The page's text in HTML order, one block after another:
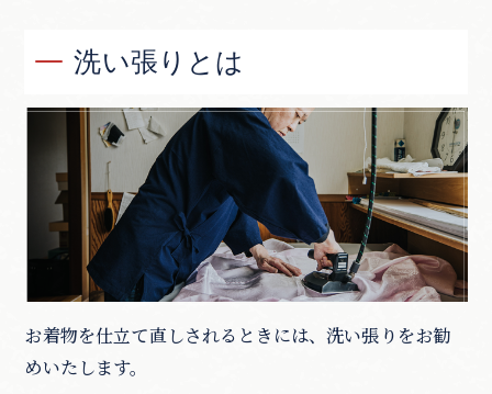
洗い張りとは
お着物を仕立て直しされるときには、洗い張りをお勧
めいたします。